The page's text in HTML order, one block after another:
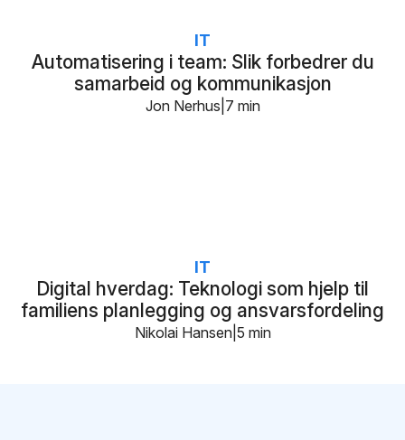
Automatisering i team: Slik forbedrer du
samarbeid og kommunikasjon
IT
7 min
Jon Nerhus
Digital hverdag: Teknologi som hjelp til
familiens planlegging og ansvarsfordeling
IT
5 min
Nikolai Hansen